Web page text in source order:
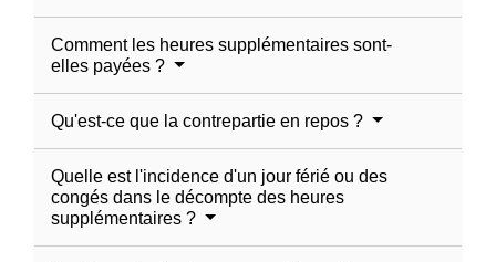
Comment les heures supplémentaires sont-
elles payées ?
Qu'est-ce que la contrepartie en repos ?
Quelle est l'incidence d'un jour férié ou des
congés dans le décompte des heures
supplémentaires ?